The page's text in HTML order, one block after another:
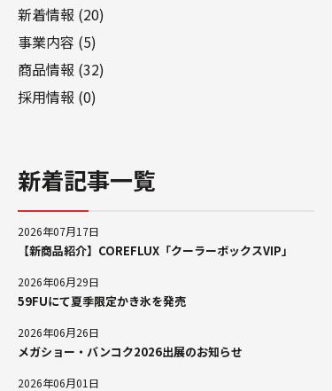
新着情報 (20)
事業内容 (5)
商品情報 (32)
採用情報 (0)
新着記事一覧
2026年07月17日
【新商品紹介】COREFLUX「クーラーボックスVIP」
2026年06月29日
59FUにて夏季限定かき氷を発売
2026年06月26日
メガショー・バンコク2026出展のお知らせ
2026年06月01日